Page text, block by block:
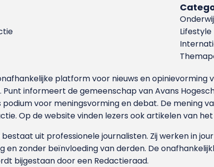
Lifestyle
platform voor nieuws en
Punt informeert de gemeenschap van Avans
voor meningsvorming en debat. De mening
Op de website vinden lezers ook artikelen van
uit professionele journalisten. Zij werken in
en zonder beïnvloeding van derden. De
bijgestaan door een Redactieraad.